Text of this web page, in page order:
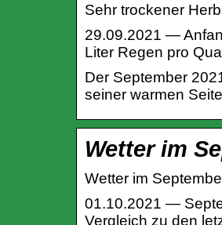
Sehr trockener
29.09.2021 —
Liter Regen pro
Der September
seiner warmen
Wetter im
Wetter im
01.10.2021 —
Vergleich zu den